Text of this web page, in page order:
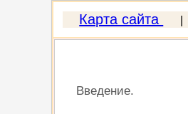
Карта сайта
Введение.